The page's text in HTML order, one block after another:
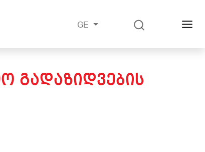
GE
ᲒᲐᲓᲐᲖᲘᲓᲕᲔᲑᲘᲡ